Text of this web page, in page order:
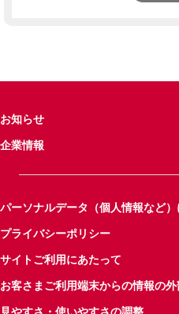
お知らせ
企業情報
パーソナルデータ（個人情報など）
プライバシーポリシー
サイトご利用にあたって
お客さまご利用端末からの情報の